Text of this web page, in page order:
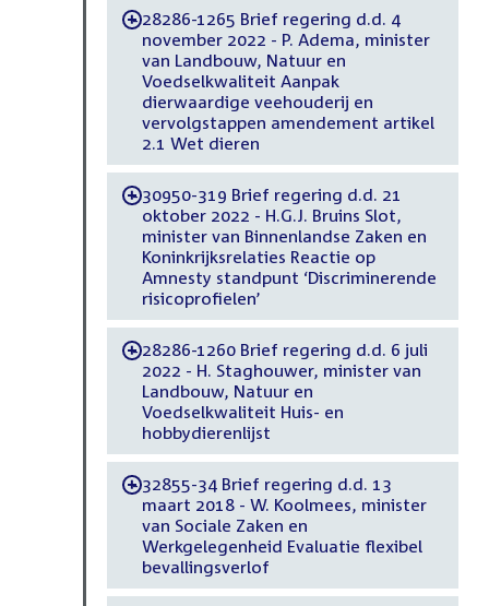
-28286-1265 Brief regering d.d. 4
november 2022 - P. Adema, minister
van Landbouw, Natuur en
Voedselkwaliteit Aanpak
dierwaardige veehouderij en
vervolgstappen amendement artikel
2.1 Wet dieren
-30950-319 Brief regering d.d. 21
oktober 2022 - H.G.J. Bruins Slot,
minister van Binnenlandse Zaken en
Koninkrijksrelaties Reactie op
Amnesty standpunt ‘Discriminerende
risicoprofielen’
-28286-1260 Brief regering d.d. 6 juli
2022 - H. Staghouwer, minister van
Landbouw, Natuur en
Voedselkwaliteit Huis- en
hobbydierenlijst
-32855-34 Brief regering d.d. 13
maart 2018 - W. Koolmees, minister
van Sociale Zaken en
Werkgelegenheid Evaluatie flexibel
bevallingsverlof